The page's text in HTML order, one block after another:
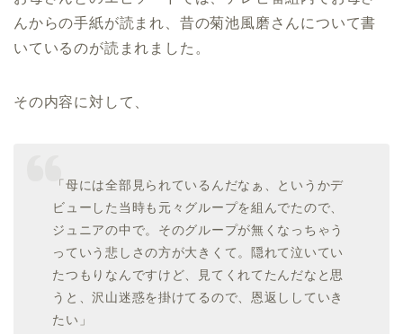
んからの手紙が読まれ、昔の菊池風磨さんについて書
いているのが読まれました。
その内容に対して、
「母には全部見られているんだなぁ、というかデ
ビューした当時も元々グループを組んでたので、
ジュニアの中で。そのグループが無くなっちゃう
っていう悲しさの方が大きくて。隠れて泣いてい
たつもりなんですけど、見てくれてたんだなと思
うと、沢山迷惑を掛けてるので、恩返ししていき
たい」